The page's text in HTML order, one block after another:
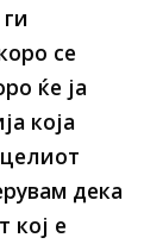
се
ќе ја
која
дека
кој е